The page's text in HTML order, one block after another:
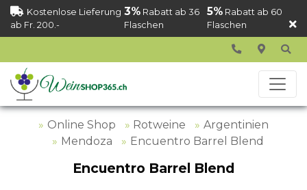
Kostenlose Lieferung
ab Fr. 200.-
3% Rabatt ab 36
Flaschen
5%Rabatt ab 60
Flaschen
Online Shop Rotweine
Argentinien
Mendoza
Encuentro Barrel Blend
Encuentro Barrel Blend